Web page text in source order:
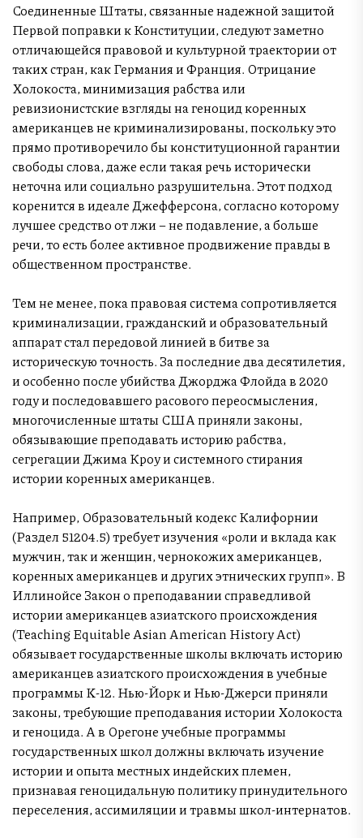
Соединенные Штаты, связанные надежной защитой
Первой поправки к Конституции, следуют заметно
отличающейся правовой и культурной траектории от
таких стран, как Германия и Франция. Отрицание
Холокоста, минимизация рабства или
ревизионистские взгляды на геноцид коренных
американцев не криминализированы, поскольку это
прямо противоречило бы конституционной гарантии
свободы слова, даже если такая речь исторически
неточна или социально разрушительна. Этот подход
коренится в идеале Джефферсона, согласно которому
лучшее средство от лжи – не подавление, а больше
речи, то есть более активное продвижение правды в
общественном пространстве.
Тем не менее, пока правовая система сопротивляется
криминализации, гражданский и образовательный
аппарат стал передовой линией в битве за
историческую точность. За последние два десятилетия,
и особенно после убийства Джорджа Флойда в 2020
году и последовавшего расового переосмысления,
многочисленные штаты США приняли законы,
обязывающие преподавать историю рабства,
сегрегации Джима Кроу и системного стирания
истории коренных американцев.
Например, Образовательный кодекс Калифорнии
(Раздел 51204.5) требует изучения «роли и вклада как
мужчин, так и женщин, чернокожих американцев,
коренных американцев и других этнических групп». В
Иллинойсе Закон о преподавании справедливой
истории американцев азиатского происхождения
(Teaching Equitable Asian American History Act)
обязывает государственные школы включать историю
американцев азиатского происхождения в учебные
программы K-12. Нью-Йорк и Нью-Джерси приняли
законы, требующие преподавания истории Холокоста
и геноцида. А в Орегоне учебные программы
государственных школ должны включать изучение
истории и опыта местных индейских племен,
признавая геноцидальную политику принудительного
переселения, ассимиляции и травмы школ-интернатов.